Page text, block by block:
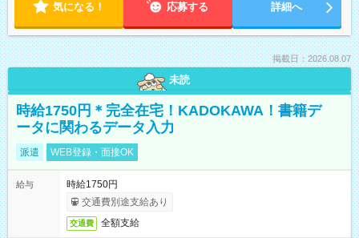
気になる！ 応募する 詳細へ
掲載日：2026.08.07
未読
時給1750円＊完全在宅！KADOKAWA！書籍デ
ータに関わるデータ入力
派遣 WEB登録・面接OK
給与
時給1750円
交通費別途支給あり
交通費 全額支給